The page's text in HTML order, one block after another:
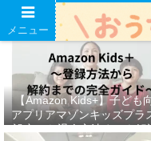
【Amazon Kids+】子ども
アプリアマゾンキッズプラ
設定から退会方法までを解
メニュー